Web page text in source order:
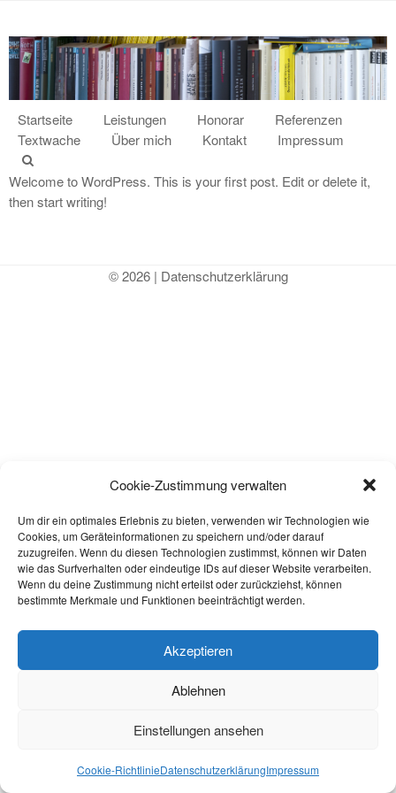
Cookie-Zustimmung verwalten
Um dir ein optimales Erlebnis zu bieten, verwenden wir Technologien wie
Cookies, um Geräteinformationen zu speichern und/oder darauf
zuzugreifen. Wenn du diesen Technologien zustimmst, können wir Daten
wie das Surfverhalten oder eindeutige IDs auf dieser Website verarbeiten.
Wenn du deine Zustimmung nicht erteilst oder zurückziehst, können
bestimmte Merkmale und Funktionen beeinträchtigt werden.
Akzeptieren
Ablehnen
Einstellungen ansehen
Cookie-RichtlinieDatenschutzerklärungImpressum
Startseite Leistungen Honorar
Referenzen
Textwache
Über mich Kontakt Impressum
Welcome to WordPress. This is your first post. Edit or delete it,
then start writing!
©2026 | Datenschutzerklärung